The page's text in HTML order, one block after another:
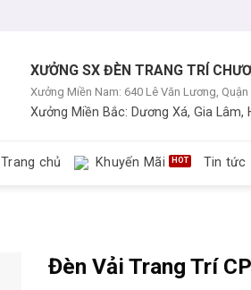
XƯỞNG SX ĐÈN TRANG TRÍ
Xưởng Miền Nam: 640 Lê Văn Lương, Quận
Xưởng Miền Bắc: Dương Xá, Gia Lâm,
Trang chủ Khuyến Mãi Tin tức
Đèn Vải Trang Trí